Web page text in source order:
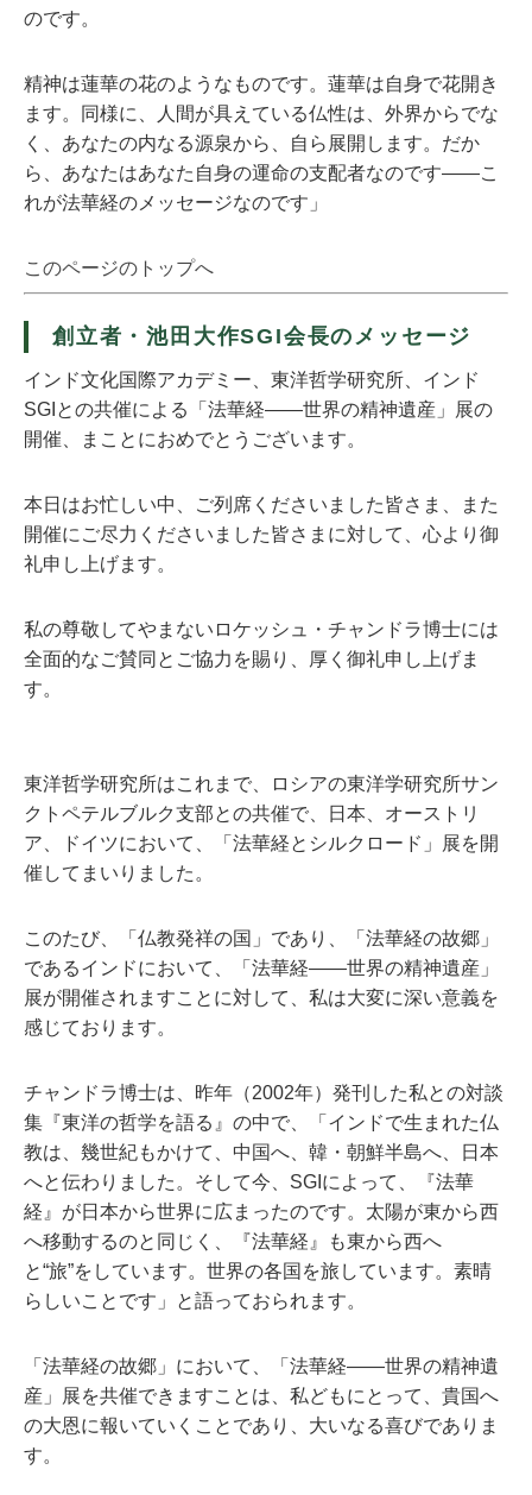
のです。
精神は蓮華の花のようなものです。蓮華は自身で花開き
ます。同様に、人間が具えている仏性は、外界からでな
く、あなたの内なる源泉から、自ら展開します。だか
ら、あなたはあなた自身の運命の支配者なのです――こ
れが法華経のメッセージなのです」
このページのトップへ
創立者・池田大作SGI会長のメッセージ
インド文化国際アカデミー、東洋哲学研究所、インド
SGIとの共催による「法華経――世界の精神遺産」展の
開催、まことにおめでとうございます。
本日はお忙しい中、ご列席くださいました皆さま、また
開催にご尽力くださいました皆さまに対して、心より御
礼申し上げます。
私の尊敬してやまないロケッシュ・チャンドラ博士には
全面的なご賛同とご協力を賜り、厚く御礼申し上げま
す。
東洋哲学研究所はこれまで、ロシアの東洋学研究所サン
クトペテルブルク支部との共催で、日本、オーストリ
ア、ドイツにおいて、「法華経とシルクロード」展を開
催してまいりました。
このたび、「仏教発祥の国」であり、「法華経の故郷」
であるインドにおいて、「法華経――世界の精神遺産」
展が開催されますことに対して、私は大変に深い意義を
感じております。
チャンドラ博士は、昨年（2002年）発刊した私との対談
集『東洋の哲学を語る』の中で、「インドで生まれた仏
教は、幾世紀もかけて、中国へ、韓・朝鮮半島へ、日本
へと伝わりました。そして今、SGIによって、『法華
経』が日本から世界に広まったのです。太陽が東から西
へ移動するのと同じく、『法華経』も東から西へ
と“旅”をしています。世界の各国を旅しています。素晴
らしいことです」と語っておられます。
「法華経の故郷」において、「法華経――世界の精神遺
産」展を共催できますことは、私どもにとって、貴国へ
の大恩に報いていくことであり、大いなる喜びでありま
す。